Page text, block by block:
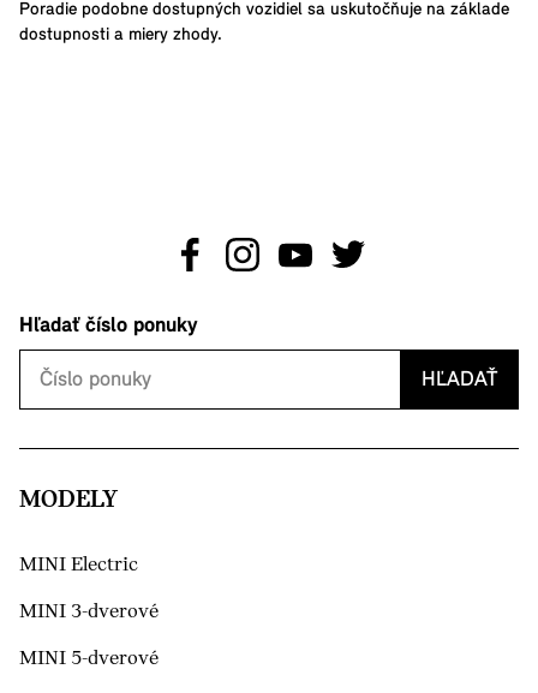
Poradie podobne dostupných vozidiel sa uskutočňuje na základe
dostupnosti a miery zhody.
Hľadať číslo ponuky
HĽADAŤ
MODELY
MINI Electric
MINI 3-dverové
MINI 5-dverové